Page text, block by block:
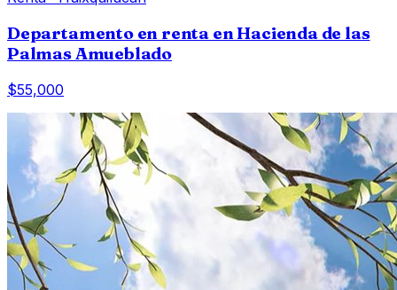
Departamento en renta en Hacienda de las
Palmas Amueblado
$55,000